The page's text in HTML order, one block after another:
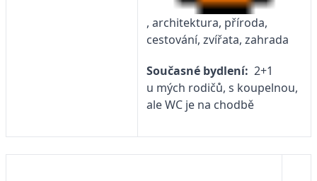
, architektura, příroda,
cestování, zvířata, zahrada
Současné bydlení: 2+1
u mých rodičů, s koupelnou,
ale WC je na chodbě